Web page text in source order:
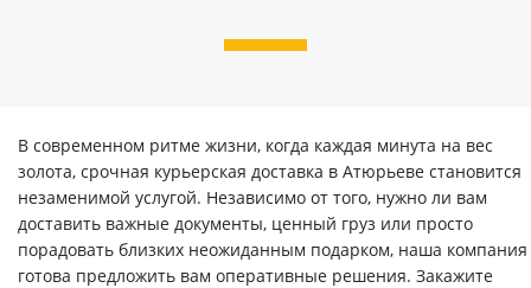
В современном ритме жизни, когда каждая минута на вес
золота, срочная курьерская доставка в Атюрьеве становится
незаменимой услугой. Независимо от того, нужно ли вам
доставить важные документы, ценный груз или просто
порадовать близких неожиданным подарком, наша компания
готова предложить вам оперативные решения. Закажите